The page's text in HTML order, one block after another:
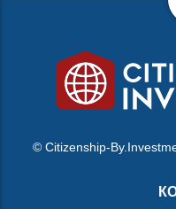
© Citizenship-